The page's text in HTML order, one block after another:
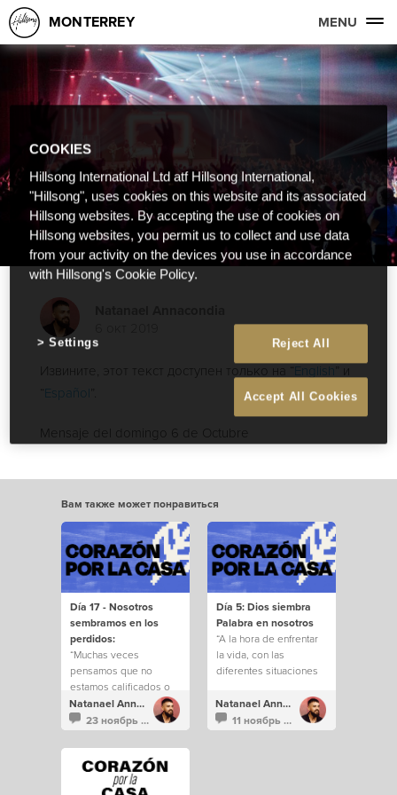
MONTERREY MENU
Извините, этот текст доступен только на “English” и
“Español”.
Mensaje del domingo 6 de Octubre
Вам также может понравиться
Día 17 - Nosotros
sembramos en los
perdidos:
“Muchas veces
pensamos que no
estamos calificados o
que no somos las
personas correctas,
pero es hermoso saber
que el que nos creó y
nos conoce mejor que
nadie, nos elige y nos
Natanael Annacondia
23 ноябрь 2022
Día 5: Dios siembra
Palabra en nosotros
“A la hora de enfrentar
la vida, con las
diferentes situaciones
tendremos por delante,
nunca debemos olvidar
lo que él ya habló y
Natanael Annacondia
11 ноябрь 2022
COOKIES
Hillsong International Ltd atf Hillsong International,
"Hillsong", uses cookies on this website and its associated
Hillsong websites. By accepting the use of cookies on
Hillsong websites, you permit us to collect and use data
from your activity on the devices you use in accordance
with Hillsong's Cookie Policy.
Reject All
Accept All Cookies
Settings